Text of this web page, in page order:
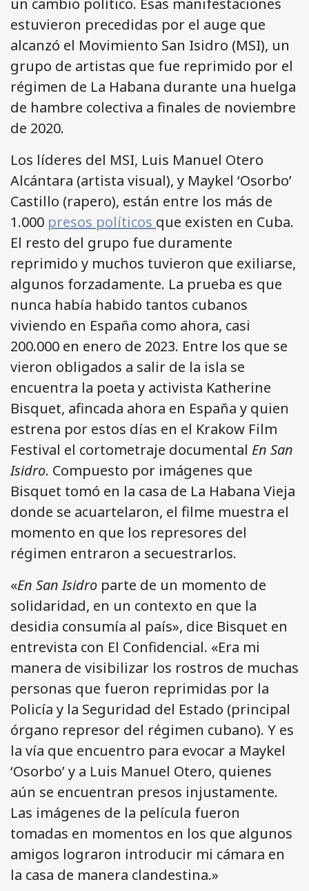
estuvieron precedidas por el auge que
alcanzó el Movimiento San Isidro (MSI), un
grupo de artistas que fue reprimido por el
régimen de La Habana durante una huelga
de hambre colectiva a finales de noviembre
de 2020.
Los líderes del MSI, Luis Manuel Otero
Alcántara (artista visual), y Maykel ‘Osorbo’
Castillo (rapero), están entre los más de
1.000 presos políticos que existen en Cuba.
El resto del grupo fue duramente
reprimido y muchos tuvieron que exiliarse,
algunos forzadamente. La prueba es que
nunca había habido tantos cubanos
viviendo en España como ahora, casi
200.000 en enero de 2023. Entre los que se
vieron obligados a salir de la isla se
encuentra la poeta y activista Katherine
Bisquet, afincada ahora en España y quien
estrena por estos días en el Krakow Film
Festival el cortometraje documental En San
Isidro. Compuesto por imágenes que
Bisquet tomó en la casa de La Habana Vieja
donde se acuartelaron, el filme muestra el
momento en que los represores del
régimen entraron a secuestrarlos.
«En San Isidro parte de un momento de
solidaridad, en un contexto en que la
desidia consumía al país», dice Bisquet en
entrevista con El Confidencial. «Era mi
manera de visibilizar los rostros de muchas
personas que fueron reprimidas por la
Policía y la Seguridad del Estado (principal
órgano represor del régimen cubano). Y es
la vía que encuentro para evocar a Maykel
‘Osorbo’ y a Luis Manuel Otero, quienes
aún se encuentran presos injustamente.
Las imágenes de la película fueron
tomadas en momentos en los que algunos
amigos lograron introducir mi cámara en
la casa de manera clandestina.»